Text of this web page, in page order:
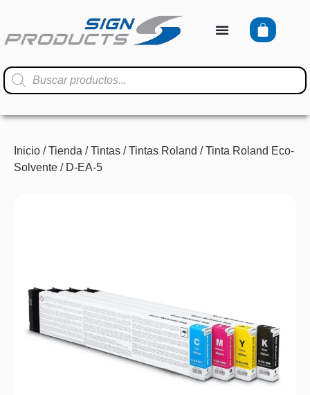
Inicio /Tienda /Tintas /Tintas Roland /Tinta Roland Eco-
Solvente / D-EA-5